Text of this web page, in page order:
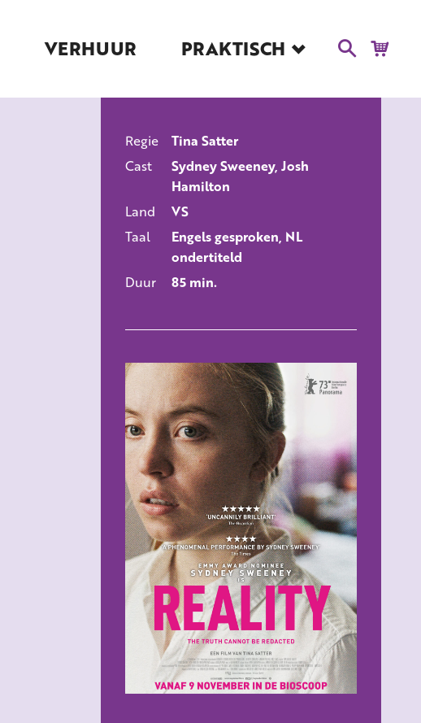
VERHUUR PRAKTISCH
Blog
Educatie
Kaartverkoop en
Tarieven
Over Het Ketelhuis
Vacatures
ALLE FILMS
Regie
Tina Satter
Cast
Sydney Sweeney, Josh
Hamilton
Land
VS
Taal
Engels gesproken, NL
ondertiteld
Duur
85 min.